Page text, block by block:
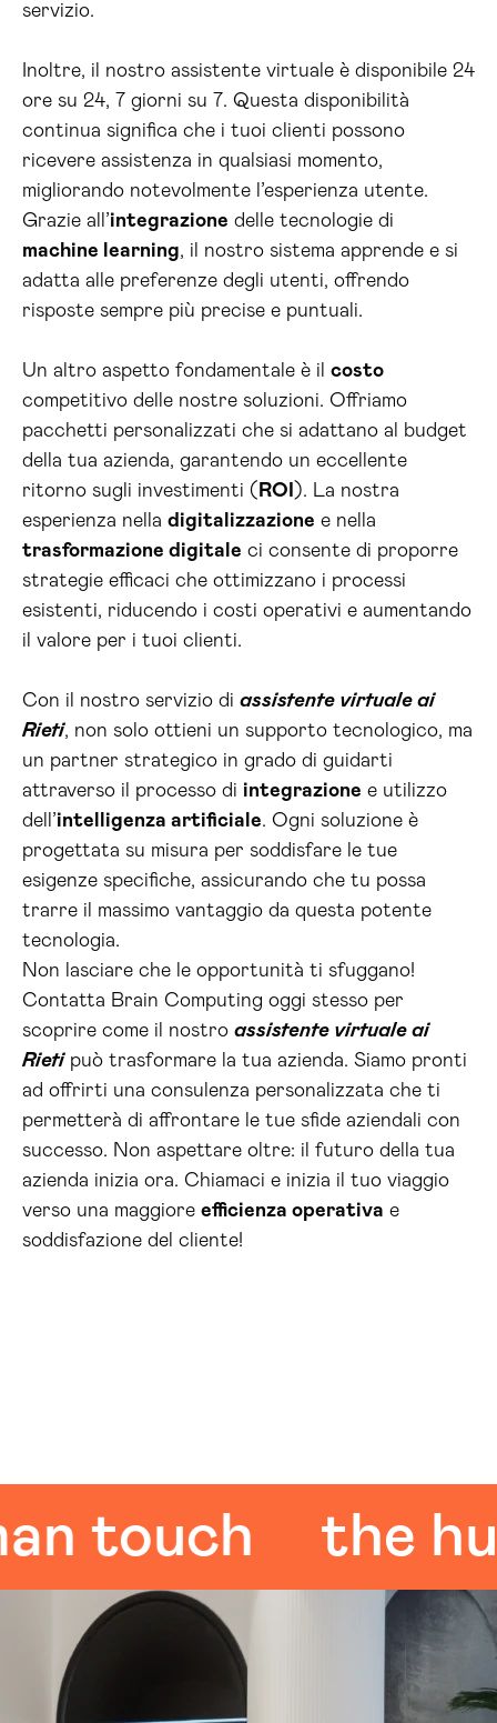
servizio.
Inoltre, il nostro assistente virtuale è disponibile 24
ore su 24, 7 giorni su 7. Questa disponibilità
continua significa che i tuoi clienti possono
ricevere assistenza in qualsiasi momento,
migliorando notevolmente l’esperienza utente.
Grazie all’integrazione delle tecnologie di
machine learning, il nostro sistema apprende e si
adatta alle preferenze degli utenti, offrendo
risposte sempre più precise e puntuali.
Un altro aspetto fondamentale è il costo
competitivo delle nostre soluzioni. Offriamo
pacchetti personalizzati che si adattano al budget
della tua azienda, garantendo un eccellente
ritorno sugli investimenti ( ROI ). La nostra
esperienza nella digitalizzazione e nella
trasformazione digitale ci consente di proporre
strategie efficaci che ottimizzano i processi
esistenti, riducendo i costi operativi e aumentando
il valore per i tuoi clienti.
Con il nostro servizio di assistente virtuale ai
Rieti, non solo ottieni un supporto tecnologico, ma
un partner strategico in grado di guidarti
attraverso il processo di integrazione e utilizzo
dell’intelligenza artificiale. Ogni soluzione è
progettata su misura per soddisfare le tue
esigenze specifiche, assicurando che tu possa
trarre il massimo vantaggio da questa potente
tecnologia.
Non lasciare che le opportunità ti sfuggano!
Contatta Brain Computing oggi stesso per
scoprire come il nostro assistente virtuale ai
Rietipuò trasformare la tua azienda. Siamo pronti
ad offrirti una consulenza personalizzata che ti
permetterà di affrontare le tue sfide aziendali con
successo. Non aspettare oltre: il futuro della tua
azienda inizia ora. Chiamaci e inizia il tuo viaggio
verso una maggiore efficienza operativa e
soddisfazione del cliente!
the